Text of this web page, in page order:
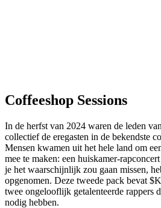
Coffeeshop Sessions
In de herfst van 2024 waren de leden
collectief de eregasten in de bekendste
Mensen kwamen uit het hele land om
mee te maken: een huiskamer-
je het waarschijnlijk zou gaan missen,
opgenomen. Deze tweede pack bevat
twee ongelooflijk getalenteerde rappers
nodig hebben.